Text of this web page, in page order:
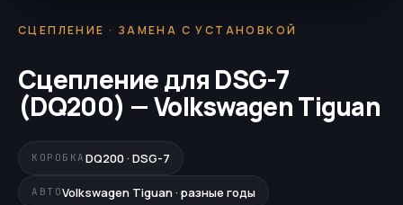
СЦЕПЛЕНИЕ · ЗАМЕНА С УСТАНОВКОЙ
Сцепление для DSG-7
(DQ200) — Volkswagen Tiguan
КОРОБКА DQ200 · DSG-7
АВТОVolkswagen Tiguan · разные годы